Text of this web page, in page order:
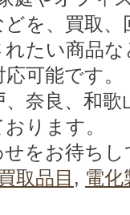
を、買取
たい商品な
可能です。
奈良、和歌
ります。
をお待ち
取品目 , 電化